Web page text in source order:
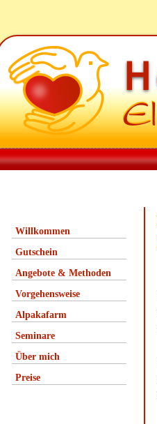
Willkommen
Gutschein
Angebote & Methoden
Vorgehensweise
Alpakafarm
Seminare
Über mich
Preise